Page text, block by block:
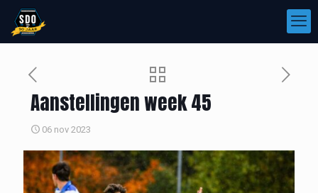
Aanstellingen week 45
06 nov 2023